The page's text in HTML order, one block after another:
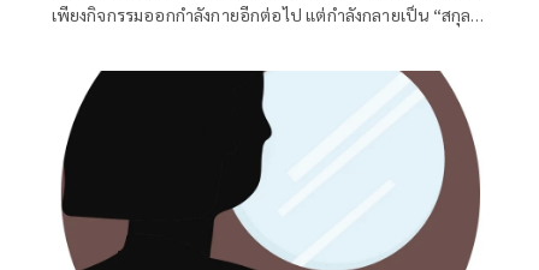
เพียงกิจกรรมออกกำลังกายอีกต่อไป แต่กำลังกลายเป็น “สกุล
ผู้บริโภค จะเห็นได้ว่าเริ่มเห็นแคมเปญแปลกตาเกิดขึ้นมากมาย
ในตลาด วิ่งครบระยะแลกรับแว่นตา วิ่งสะสมกิโลเมตรแลกนวดส
ปา วิ่งแลกบริการความงาม วิ่งแลกอาหารสัตว์เลี้ยง หรือแม้แต่วิ่ง
แลกสิทธิประโยชน์ด้านสุขภาพ คำถามที่น่าสนใจคือ ทำไมธุรกิจ
ที่อยู่กันคนละโลก ตั้งแต่ร้านอาหาร คลินิกความงาม โรงแรม
ร้านแว่น ไปจนถึงธุรกิจสัตว์เลี้ยง กลับเลือกใช้ “การวิ่ง” เป็น
เงื่อนไขเดียวกันในการมอบรางวัล